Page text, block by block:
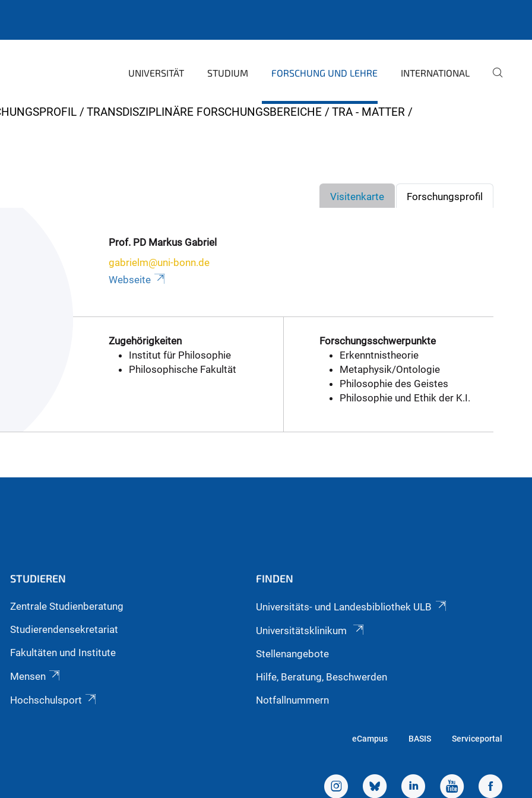
UNIVERSITÄT STUDIUM FORSCHUNG UND LEHRE INTERNATIONAL
TRANSDISZIPLINÄRE FORSCHUNGSBEREICHE TRA - MATTER
Forschungsprofil
Visitenkarte
Prof. PD Markus Gabriel
gabrielm@uni-bonn.de
Webseite
Zugehörigkeiten
Institut für Philosophie
Philosophische Fakultät
Forschungsschwerpunkte
Erkenntnistheorie
Metaphysik/Ontologie
Philosophie des Geistes
Philosophie und Ethik der K.I.
STUDIEREN
Zentrale Studienberatung
Studierendensekretariat
Fakultäten und Institute
Mensen
Hochschulsport
FINDEN
Universitäts- und Landesbibliothek ULB
Universitätsklinikum
Stellenangebote
Hilfe, Beratung, Beschwerden
Notfallnummern
eCampus BASIS Serviceportal